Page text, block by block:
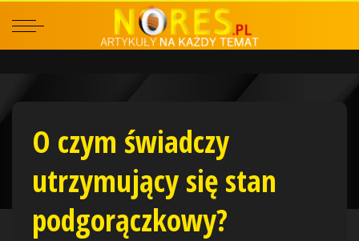
O czym świadczy
utrzymujący się stan
podgorączkowy?